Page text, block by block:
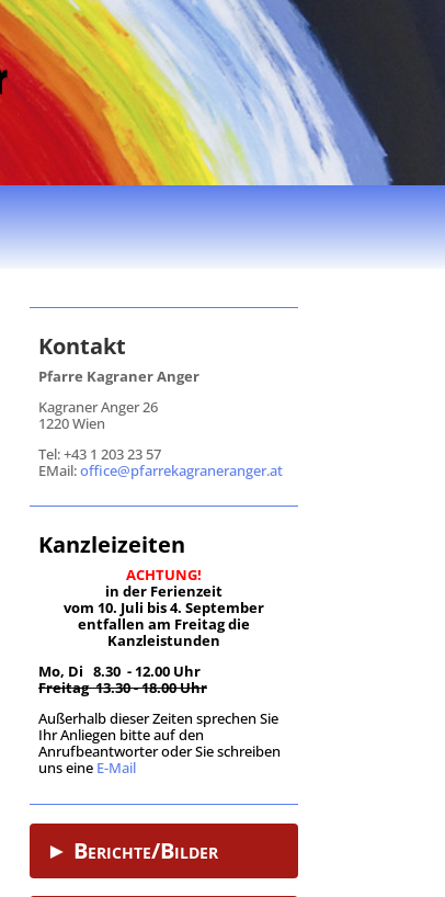
Kontakt
Pfarre Kagraner Anger
Kagraner Anger 26
1220 Wien
Tel: +43 1 203 23 57
EMail:office@pfarrekagraneranger.at
Kanzleizeiten
ACHTUNG!
in der Ferienzeit
vom 10. Juli bis 4. September
entfallen am Freitag die
Kanzleistunden
Mo, Di 8.30 - 12.00 Uhr
Freitag 13.30 - 18.00 Uhr
Außerhalb dieser Zeiten sprechen Sie
Ihr Anliegen bitte auf den
Anrufbeantworter oder Sie schreiben
uns eine E-Mail.
► Berichte/Bilder